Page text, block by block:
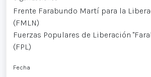
Frente Farabundo Martí para la
(FMLN)
Fuerzas Populares de Liberación
(FPL)
Fecha